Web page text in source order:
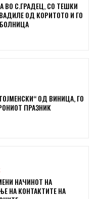
ВО С.ГРАДЕЦ, СО ТЕШКИ
ОД КОРИТОТО И ГО
ОД ВИНИЦА, ГО
ПРАЗНИК
НАЧИНОТ НА
НА КОНТАКТИТЕ НА